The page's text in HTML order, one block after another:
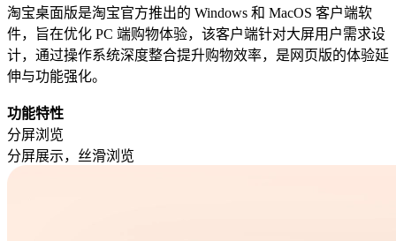
淘宝桌面版是淘宝官方推出的 Windows 和 MacOS 客户端软
件，旨在优化 PC 端购物体验，该客户端针对大屏用户需求设
计，通过操作系统深度整合提升购物效率，是网页版的体验延
伸与功能强化。
功能特性
分屏浏览
分屏展示，丝滑浏览